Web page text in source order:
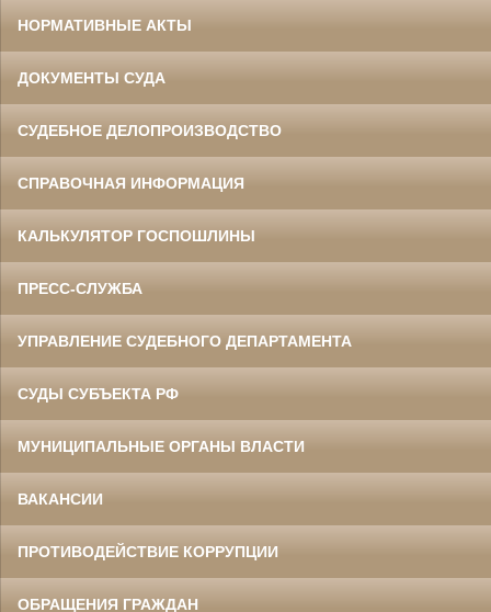
НОРМАТИВНЫЕ АКТЫ
ДОКУМЕНТЫ СУДА
СУДЕБНОЕ ДЕЛОПРОИЗВОДСТВО
СПРАВОЧНАЯ ИНФОРМАЦИЯ
КАЛЬКУЛЯТОР ГОСПОШЛИНЫ
ПРЕСС-СЛУЖБА
УПРАВЛЕНИЕ СУДЕБНОГО ДЕПАРТАМЕНТА
СУДЫ СУБЪЕКТА РФ
МУНИЦИПАЛЬНЫЕ ОРГАНЫ ВЛАСТИ
ВАКАНСИИ
ПРОТИВОДЕЙСТВИЕ КОРРУПЦИИ
ОБРАЩЕНИЯ ГРАЖДАН